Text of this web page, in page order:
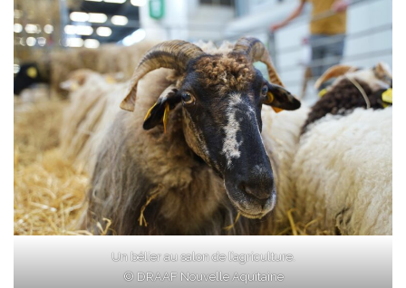
Un bélier au salon de l’agriculture.
© DRAAF Nouvelle Aquitaine